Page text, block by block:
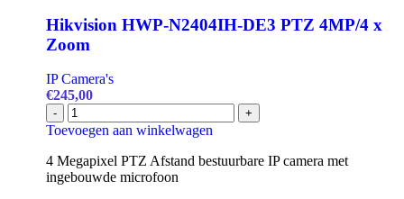
Hikvision HWP-N2404IH-DE3 PTZ 4MP/4 x
Zoom
IP Camera's
€245,00
-
Hikvision
HWP-
N2404IH-
DE3
PTZ
+
Toevoegen aan winkelwagen
4 Megapixel PTZ Afstand bestuurbare IP camera met
ingebouwde microfoon